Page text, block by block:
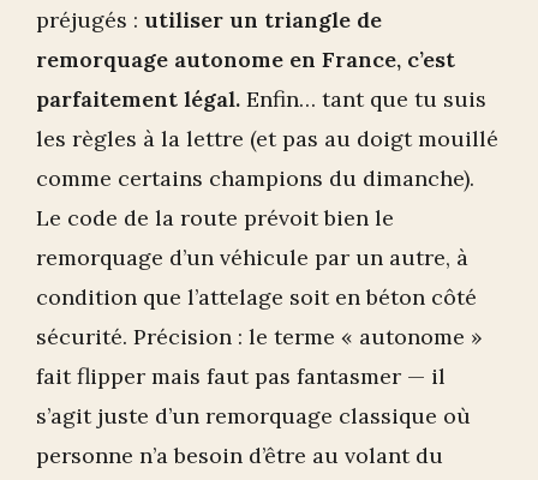
préjugés : utiliser un triangle de
remorquage autonome en France, c’est
parfaitement légal. Enfin… tant que tu suis
les règles à la lettre (et pas au doigt mouillé
comme certains champions du dimanche).
Le code de la route prévoit bien le
remorquage d’un véhicule par un autre, à
condition que l’attelage soit en béton côté
sécurité. Précision : le terme « autonome »
fait flipper mais faut pas fantasmer — il
s’agit juste d’un remorquage classique où
personne n’a besoin d’être au volant du